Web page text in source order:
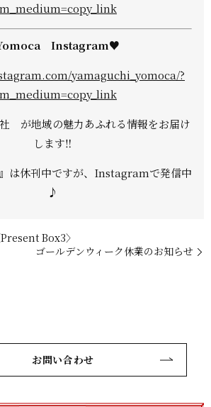
Instagram♥
yamaguchi_yomoca/?
が地域の魅力あふれる情報をお届け
します‼
』は休刊中ですが、Instagramで発信中
♪
Box3〉
ゴールデンウィーク休業のお知らせ
お問い合わせ